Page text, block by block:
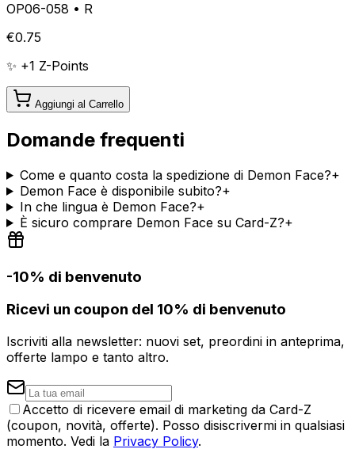
OP06-058 • R
€0.75
✨ +1 Z-Points
Aggiungi al Carrello
Domande frequenti
Come e quanto costa la spedizione di Demon Face?+
Demon Face è disponibile subito?+
In che lingua è Demon Face?+
È sicuro comprare Demon Face su Card-Z?+
-10% di benvenuto
Ricevi un coupon del 10% di benvenuto
Iscriviti alla newsletter: nuovi set, preordini in anteprima,
offerte lampo e tanto altro.
Accetto di ricevere email di marketing da Card-Z
(coupon, novità, offerte). Posso disiscrivermi in qualsiasi
momento. Vedi la Privacy Policy.